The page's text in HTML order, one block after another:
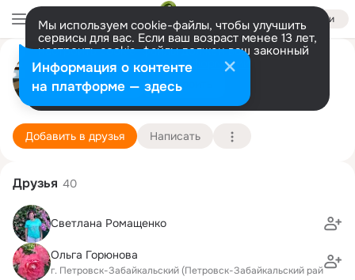
Войти
Мы используем cookie-файлы, чтобы улучшить
сервисы для вас. Если ваш возраст менее 13 лет,
настроить cookie-файлы должен ваш законный
представитель. Больше информации
Разрешить все Настроить
Максим Буданцев
Новосибирск
Подробнее
Добавить в друзья Написать
Друзья 40
Светлана Ромащенко
Ольга Горюнова
г. Петровск-Забайкальский (Петровск-Забайкальский район)
Информация о контенте
на платформе — здесь